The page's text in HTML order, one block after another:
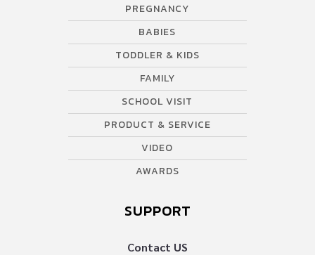
PREGNANCY
BABIES
TODDLER & KIDS
FAMILY
SCHOOL VISIT
PRODUCT & SERVICE
VIDEO
AWARDS
SUPPORT
Contact US